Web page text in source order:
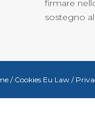
firmare
sostegno
/ Cookies Eu Law/